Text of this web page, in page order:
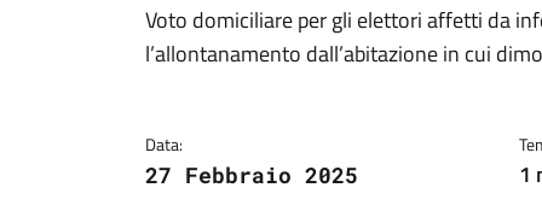
Dettagli della
Voto domiciliare per gli elettori affetti da
l’allontanamento dall’abitazione in cui
Data:
27 Febbraio 2025 1